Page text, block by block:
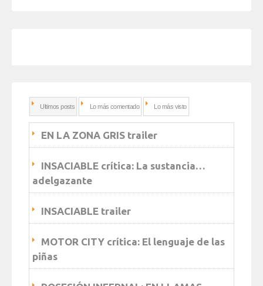
Ultimos posts Lo más comentado Lo más visto
EN LA ZONA GRIS trailer
INSACIABLE crítica: La sustancia…
adelgazante
INSACIABLE trailer
MOTOR CITY crítica: El lenguaje de las
piñas